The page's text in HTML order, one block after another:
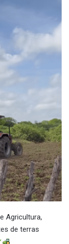
Agricultura,
de terras